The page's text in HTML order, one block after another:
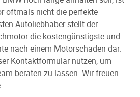
oftmals nicht die perfekte
Autoliebhaber stellt der
die kostengünstigste und
nach einem Motorschaden dar.
Kontaktformular nutzen, um
beraten zu lassen. Wir freuen